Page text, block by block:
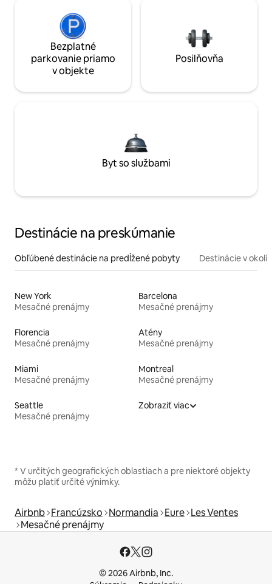
Bezplatné
parkovanie priamo
v objekte
Posilňovňa
Byt so službami
Destinácie na preskúmanie
Obľúbené destinácie na predĺžené pobyty Destinácie v okolí
New York
Mesačné prenájmy
Barcelona
Mesačné prenájmy
Florencia
Mesačné prenájmy
Atény
Mesačné prenájmy
Miami
Mesačné prenájmy
Montreal
Mesačné prenájmy
Seattle
Mesačné prenájmy
Zobraziť viac
* V určitých geografických oblastiach a pre niektoré objekty
môžu platiť určité výnimky.
Airbnb Francúzsko Normandia Eure Les Ventes
Mesačné prenájmy
© 2026 Airbnb, Inc.